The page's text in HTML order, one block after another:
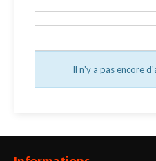
Il n'y a pas encore